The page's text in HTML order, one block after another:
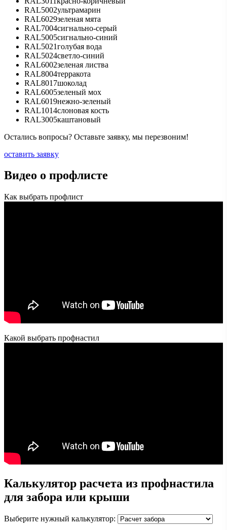
RAL5002ультрамарин
RAL6029зеленая мята
RAL7004сигнально-серый
RAL5005сигнально-синий
RAL5021голубая вода
RAL5024светло-синий
RAL6002зеленая листва
RAL8004терракота
RAL8017шоколад
RAL6005зеленый мох
RAL6019нежно-зеленый
RAL1014слоновая кость
RAL3005каштановый
Остались вопросы? Оставьте заявку, мы перезвоним!
оставить заявку
Видео о профлисте
Как выбрать профлист
Какой выбрать профнастил
Калькулятор расчета из профнастила
для забора или крыши
Выберите нужный калькулятор: